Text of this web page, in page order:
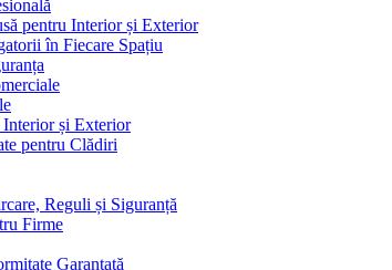
pentru Interior și Exterior
în Fiecare Spațiu
Interior și Exterior
pentru Clădiri
Reguli și Siguranță
Firme
Garantată